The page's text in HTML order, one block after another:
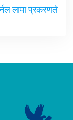
लामा प्रकरणले